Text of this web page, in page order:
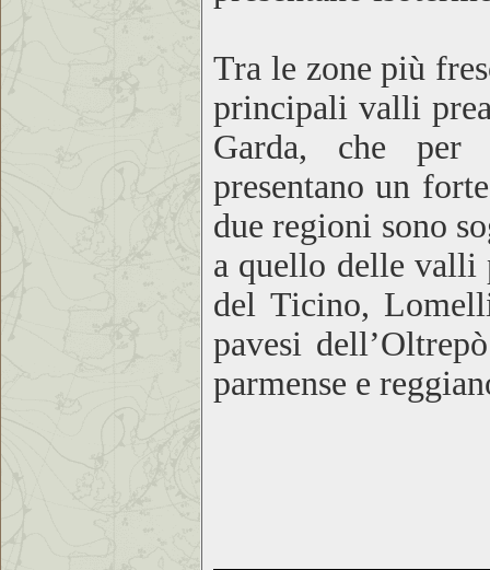
Tra le zone più
principali valli
Garda, che per
presentano un
due regioni sono
a quello delle valli
del Ticino,
pavesi
parmense e